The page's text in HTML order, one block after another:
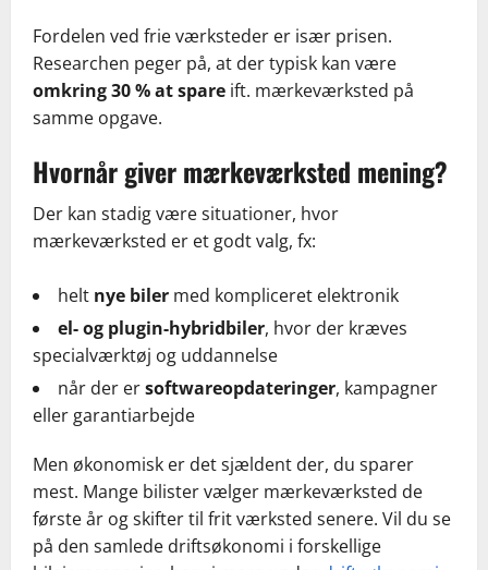
Fordelen ved frie værksteder er især prisen.
Researchen peger på, at der typisk kan være
omkring 30 % at spare ift. mærkeværksted på
samme opgave.
Hvornår giver mærkeværksted mening?
Der kan stadig være situationer, hvor
mærkeværksted er et godt valg, fx:
helt nye biler med kompliceret elektronik
el- og plugin-hybridbiler, hvor der kræves
specialværktøj og uddannelse
når der ersoftwareopdateringer, kampagner
eller garantiarbejde
Men økonomisk er det sjældent der, du sparer
mest. Mange bilister vælger mærkeværksted de
første år og skifter til frit værksted senere. Vil du se
på den samlede driftsøkonomi i forskellige